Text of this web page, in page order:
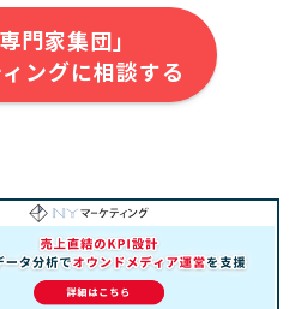
門家集団」
ングに相談する